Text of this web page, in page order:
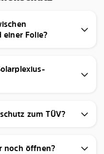
einer Folie?
zum TÜV?
noch öffnen?